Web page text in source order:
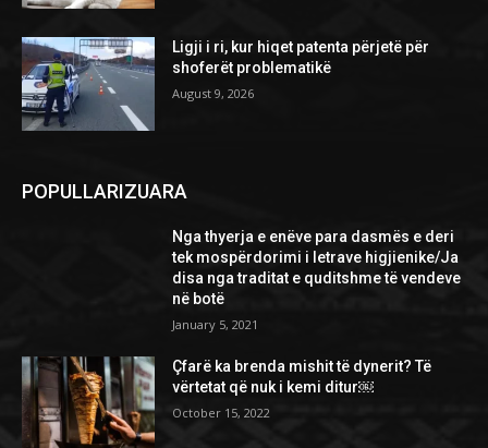
Ligji i ri, kur hiqet patenta përjetë për
shoferët problematikë
August 9, 2026
POPULLARIZUARA
Nga thyerja e enëve para dasmës e deri
tek mospërdorimi i letrave higjienike/Ja
disa nga traditat e quditshme të vendeve
në botë
January 5, 2021
Çfarë ka brenda mishit të dynerit? Të
vërtetat që nuk i kemi ditur￼
October 15, 2022